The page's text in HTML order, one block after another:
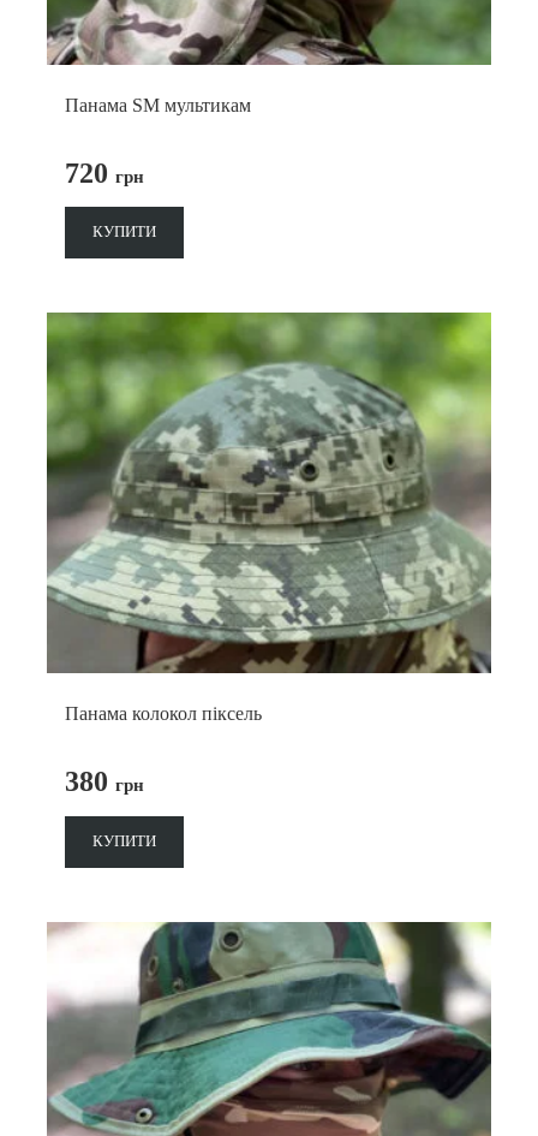
Панама SM мультикам
720 грн
КУПИТИ
Панама колокол піксель
380 грн
КУПИТИ